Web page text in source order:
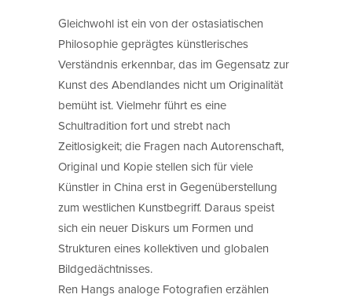
Gleichwohl ist ein von der ostasiatischen
Philosophie geprägtes künstlerisches
Verständnis erkennbar, das im Gegensatz zur
Kunst des Abendlandes nicht um Originalität
bemüht ist. Vielmehr führt es eine
Schultradition fort und strebt nach
Zeitlosigkeit; die Fragen nach Autorenschaft,
Original und Kopie stellen sich für viele
Künstler in China erst in Gegenüberstellung
zum westlichen Kunstbegriff. Daraus speist
sich ein neuer Diskurs um Formen und
Strukturen eines kollektiven und globalen
Bildgedächtnisses.
Ren Hangs analoge Fotografien erzählen